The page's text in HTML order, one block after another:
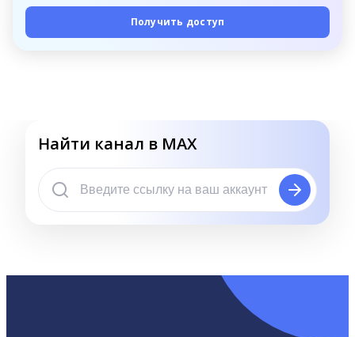
Получить доступ
Найти канал в MAX